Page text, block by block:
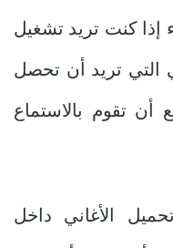
إذا كنت تريد تشغيل
التي تريد أن تحصل
أن تقوم بالاستماع
الأغاني داخل